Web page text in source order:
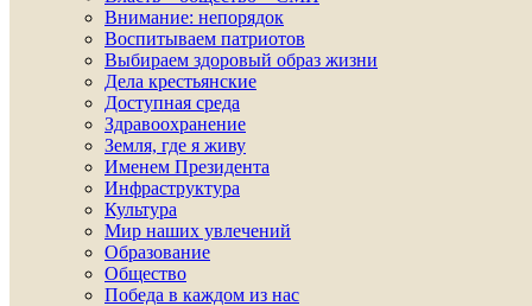
Внимание: непорядок
Воспитываем патриотов
Выбираем здоровый образ жизни
Дела крестьянские
Доступная среда
Здравоохранение
Земля, где я живу
Именем Президента
Инфраструктура
Культура
Мир наших увлечений
Образование
Общество
Победа в каждом из нас